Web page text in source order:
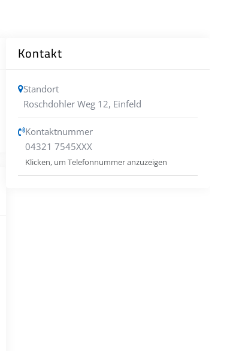
Kontakt
Standort
Roschdohler Weg 12, Einfeld
Kontaktnummer
04321 7545XXX
Klicken, um Telefonnummer anzuzeigen